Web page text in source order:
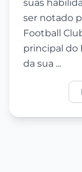
suas
ser notado
Football
principal
da sua ...